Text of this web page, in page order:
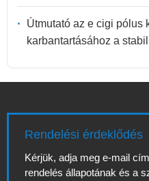
Útmutató az e cigi pólus
karbantartásához a
Rendelési érdeklődés
Kérjük, adja meg e-mail
rendelés állapotának és a